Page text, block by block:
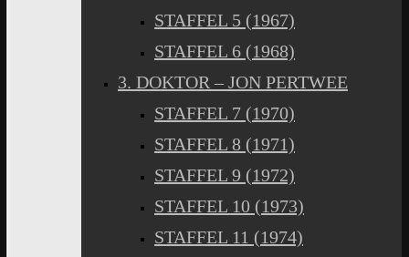
STAFFEL 5 (1967)
STAFFEL 6 (1968)
3. DOKTOR – JON PERTWEE
STAFFEL 7 (1970)
STAFFEL 8 (1971)
STAFFEL 9 (1972)
STAFFEL 10 (1973)
STAFFEL 11 (1974)